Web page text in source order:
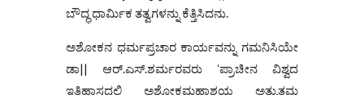
ಬೌದ್ಧ ಧಾರ್ಮಿಕ ತತ್ವಗಳನ್ನು ಕೆತ್ತಿಸಿದನು.
ಅಶೋಕನ ಧರ್ಮಪ್ರಚಾರ ಕಾರ್ಯವನ್ನು ಗಮನಿಸಿಯೇ
ಡಾ|| ಆರ್.ಎಸ್.ಶರ್ಮರವರು ʻಪ್ರಾಚೀನ ವಿಶ್ವದ
ಇತಿಹಾಸದಲ್ಲಿ ಅಶೋಕಮಹಾಶಯ ಅತ್ಯುತ್ತಮ